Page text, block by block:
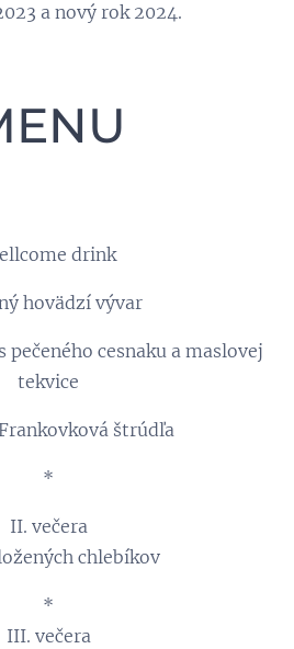
a nový rok 2024.
drink
hovädzí vývar
pečeného cesnaku a maslovej
tekvice
štrúdľa
*
II. večera
chlebíkov
*
III. večera